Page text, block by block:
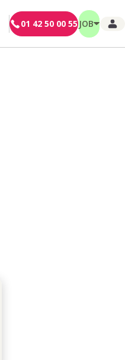
01 42 50 00 55 JOB